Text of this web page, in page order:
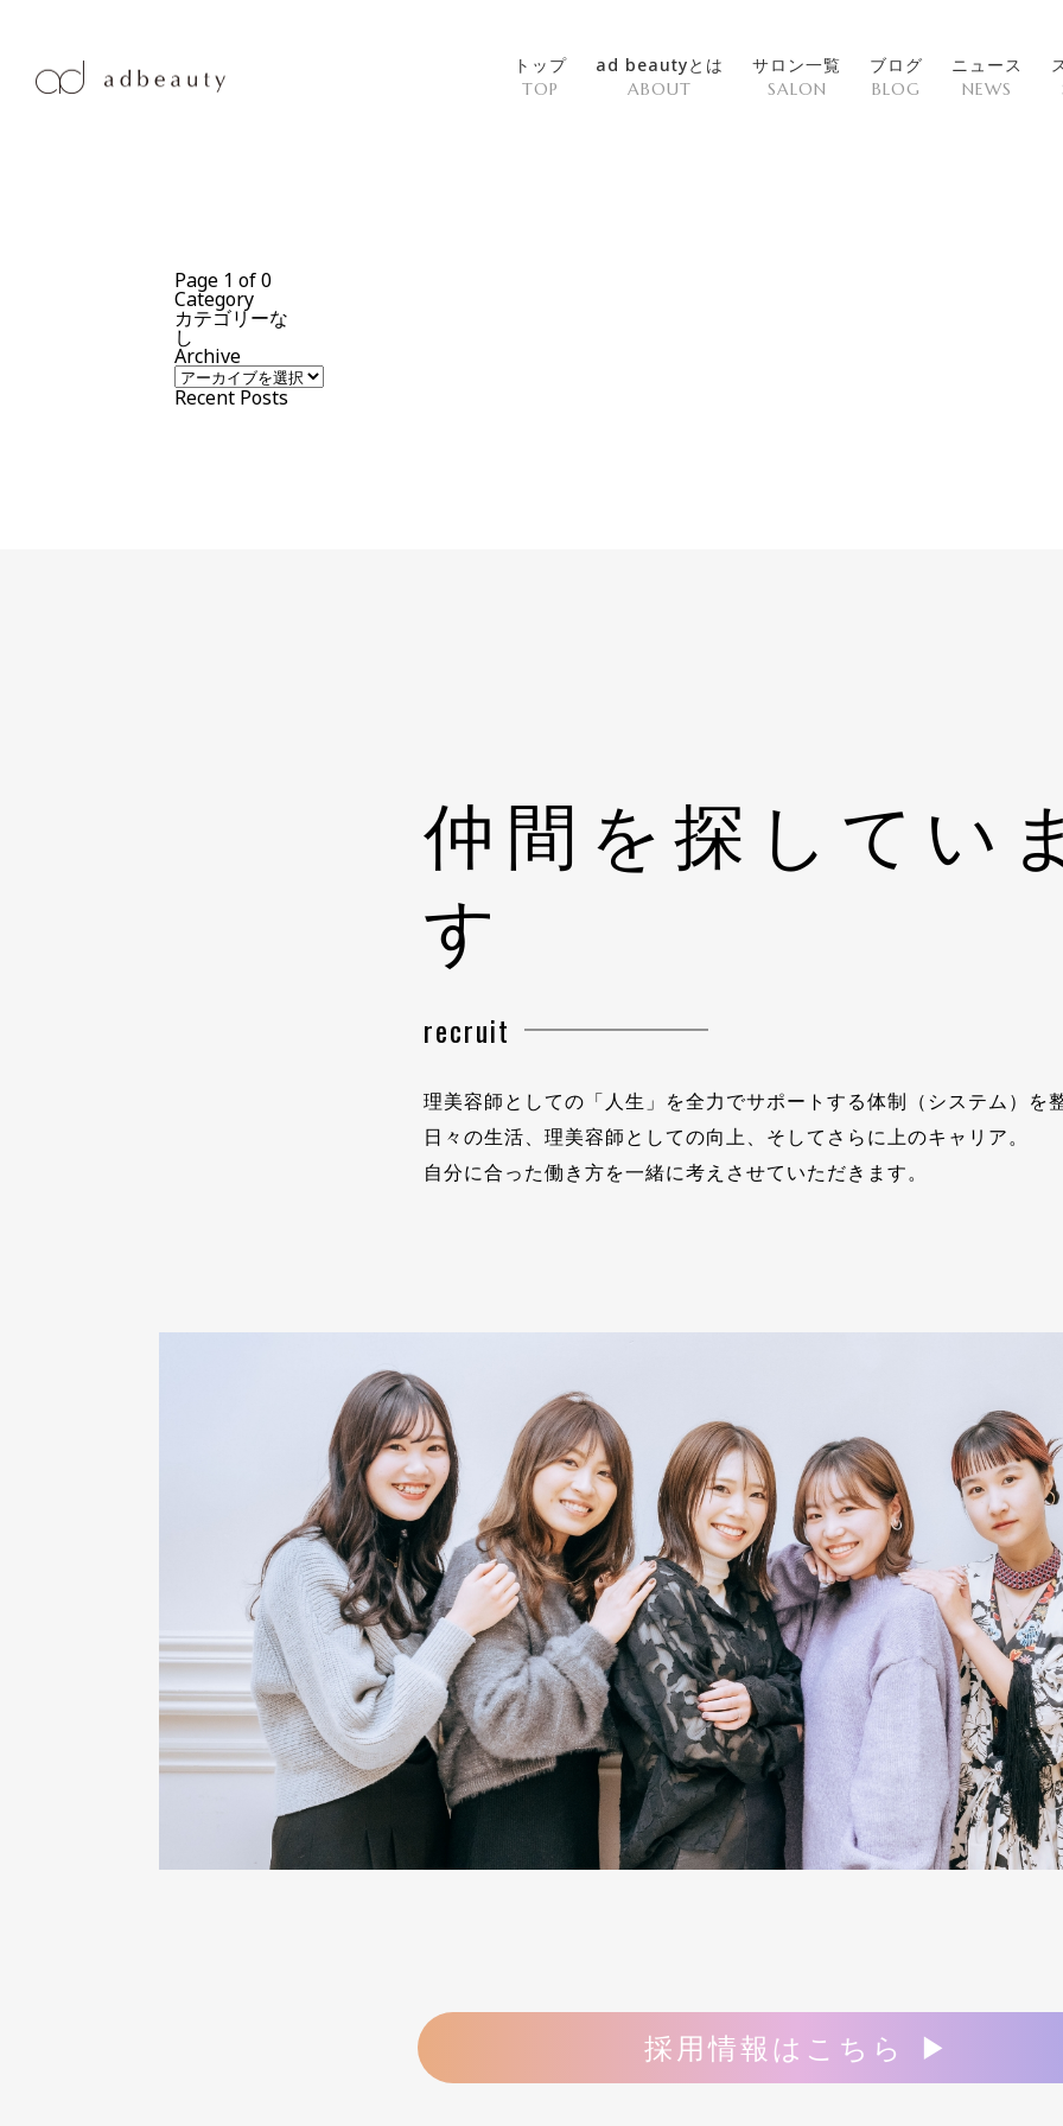
トップ
TOP
ad beautyとは
ABOUT
サロン一覧
SALON
ブログ
BLOG
ニュース
NEWS
Page 1 of 0
Category
カテゴリーな
し
Archive
Recent Posts
仲間を探してい
す
recruit
理美容師としての「⼈⽣」を全⼒でサポートする体制（システム）を
⽇々の⽣活、理美容師としての向上、そしてさらに上のキャリア。
⾃分に合った働き⽅を⼀緒に考えさせていただきます。
採用情報はこちら